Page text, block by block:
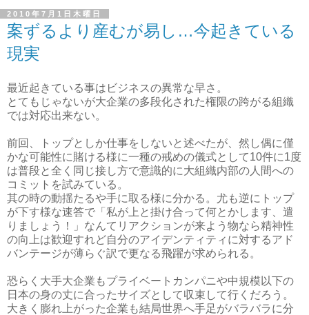
2010年7月1日木曜日
案ずるより産むが易し…今起きている
現実
最近起きている事はビジネスの異常な早さ。
とてもじゃないが大企業の多段化された権限の跨がる組織
では対応出来ない。
前回、トップとしか仕事をしないと述べたが、然し偶に僅
かな可能性に賭ける様に一種の戒めの儀式として10件に1度
は普段と全く同じ接し方で意識的に大組織内部の人間への
コミットを試みている。
其の時の動揺たるや手に取る様に分かる。尤も逆にトップ
が下す様な速答で「私が上と掛け合って何とかします、遣
りましょう！」なんてリアクションが来よう物なら精神性
の向上は歓迎すれど自分のアイデンティティに対するアド
バンテージが薄らぐ訳で更なる飛躍が求められる。
恐らく大手大企業もプライベートカンパニや中規模以下の
日本の身の丈に合ったサイズとして収束して行くだろう。
大きく膨れ上がった企業も結局世界へ手足がバラバラに分